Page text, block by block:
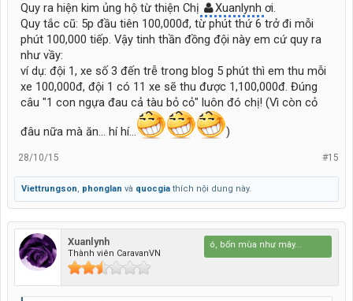
Quy ra hiện kim ủng hộ từ thiện Chị Xuanlynh ơi.
Quy tắc cũ: 5p đầu tiên 100,000đ, từ phút thứ 6 trở đi mỗi
phút 100,000 tiếp. Vậy tinh thần đồng đội này em cứ quy ra
như vầy:
ví dụ: đội 1, xe số 3 đến trễ trong blog 5 phút thì em thu mỗi
xe 100,000đ, đội 1 có 11 xe sẽ thu được 1,100,000đ. Đúng
câu "1 con ngựa đau cả tàu bỏ cỏ" luôn đó chị! (Vì còn cỏ
đâu nữa mà ăn... hí hí... )
#15
28/10/15
Viettrungson, phonglan và quocgia thích nội dung này.
Xuanlynh
Thành viên CaravanVN
Bốn mùa như gió, bốn mùa như mây...